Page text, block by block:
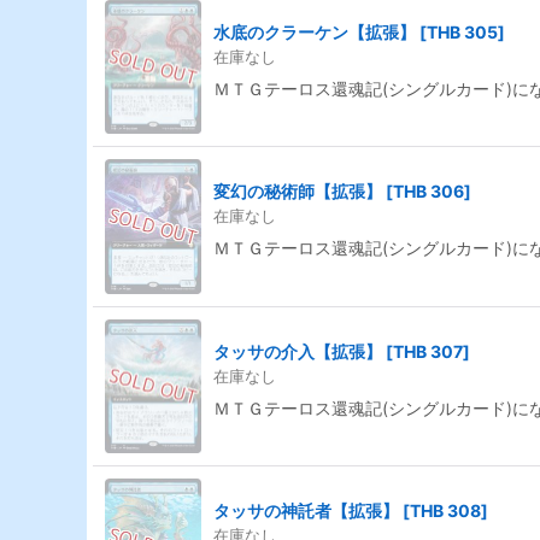
水底のクラーケン【拡張】 [THB 305]
在庫なし
ＭＴＧテーロス還魂記(シングルカード)に
変幻の秘術師【拡張】 [THB 306]
在庫なし
ＭＴＧテーロス還魂記(シングルカード)に
タッサの介入【拡張】 [THB 307]
在庫なし
ＭＴＧテーロス還魂記(シングルカード)に
タッサの神託者【拡張】 [THB 308]
在庫なし